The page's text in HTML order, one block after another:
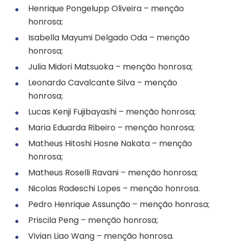
Henrique Pongelupp Oliveira – menção
honrosa;
Isabella Mayumi Delgado Oda – menção
honrosa;
Julia Midori Matsuoka – menção honrosa;
Leonardo Cavalcante Silva – menção
honrosa;
Lucas Kenji Fujibayashi – menção honrosa;
Maria Eduarda Ribeiro – menção honrosa;
Matheus Hitoshi Hosne Nakata – menção
honrosa;
Matheus Roselli Ravani – menção honrosa;
Nicolas Radeschi Lopes – menção honrosa.
Pedro Henrique Assunção – menção honrosa;
Priscila Peng – menção honrosa;
Vivian Liao Wang – menção honrosa.